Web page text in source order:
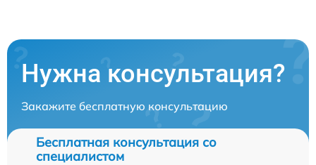
Нужна консультация?
Закажите бесплатную консультацию
Бесплатная консультация со
специалистом